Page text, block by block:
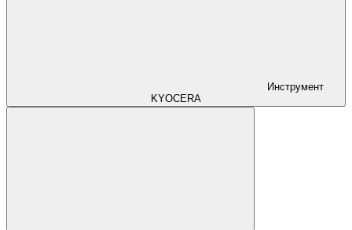
Инструмент
KYOCERA